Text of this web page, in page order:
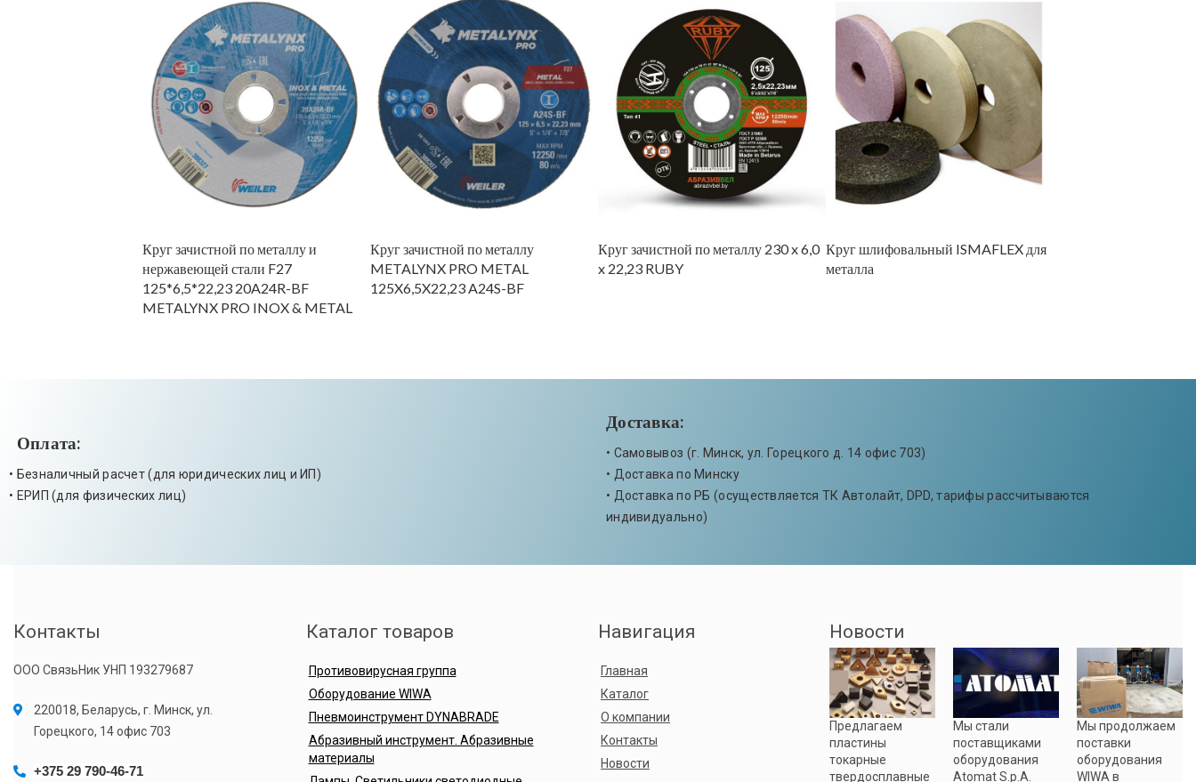
Круг зачистной по металлу и
нержавеющей стали F27
125*6,5*22,23 20A24R-BF
METALYNX PRO INOX & METAL
Круг зачистной по металлу
METALYNX PRO METAL
125X6,5X22,23 A24S-BF
Круг зачистной по металлу 230 x 6,0
x 22,23 RUBY
Круг шлифовальный ISMAFLEX для
металла
Оплата:
• Безналичный расчет (для юридических лиц и ИП)
• ЕРИП (для физических лиц)
Доставка:
• Самовывоз (г. Минск, ул. Горецкого д. 14 офис 703)
• Доставка по Минску
• Доставка по РБ (осуществляется ТК Автолайт, DPD, тарифы рассчитываются
индивидуально)
Контакты
ООО СвязьНик УНП 193279687
220018, Беларусь, г. Минск, ул.
Горецкого, 14 офис 703
+375 29 790-46-71
Каталог товаров
Противовирусная группа
Оборудование WIWA
Пневмоинструмент DYNABRADE
Абразивный инструмент. Абразивные
материалы
Навигация
Главная
Каталог
О компании
Контакты
Новости
Новости
Предлагаем
пластины
токарные
твердосплавные
Мы стали
поставщиками
оборудования
Atomat S.p.A.
Мы продолжаем
поставки
оборудования
WIWA в